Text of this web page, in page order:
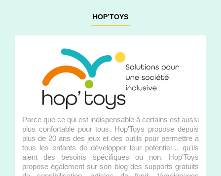
HOP’TOYS
Parce que ce qui est indispensable à certains est aussi
plus confortable pour tous, Hop'Toys propose depuis
plus de 20 ans des jeux et des outils pour permettre à
tous les enfants de développer leur potentiel… qu'ils
aient des besoins spécifiques ou non. Hop'Toys
propose également sur son blog des supports gratuits